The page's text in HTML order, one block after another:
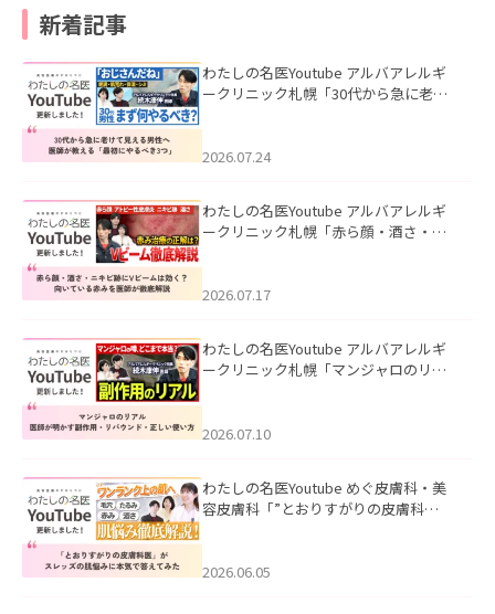
新着記事
わたしの名医Youtube アルバアレルギ
ークリニック札幌「30代から急に老け
た。
2026.07.24
わたしの名医Youtube アルバアレルギ
ークリニック札幌「赤ら顔・酒さ・ニ
した。
2026.07.17
わたしの名医Youtube アルバアレルギ
ークリニック札幌「マンジャロのリア
た。
2026.07.10
わたしの名医Youtube めぐ皮膚科・美
容皮膚科「”とおりすがりの皮膚科
2026.06.05